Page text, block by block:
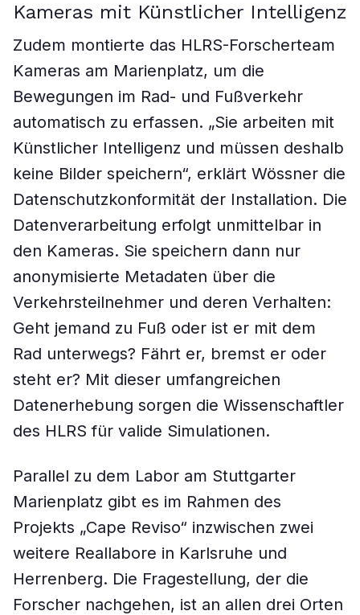
Kameras mit Künstlicher Intelligenz
Zudem montierte das HLRS-Forscherteam
Kameras am Marienplatz, um die
Bewegungen im Rad- und Fußverkehr
automatisch zu erfassen. „Sie arbeiten mit
Künstlicher Intelligenz und müssen deshalb
keine Bilder speichern“, erklärt Wössner die
Datenschutzkonformität der Installation. Die
Datenverarbeitung erfolgt unmittelbar in
den Kameras. Sie speichern dann nur
anonymisierte Metadaten über die
Verkehrsteilnehmer und deren Verhalten:
Geht jemand zu Fuß oder ist er mit dem
Rad unterwegs? Fährt er, bremst er oder
steht er? Mit dieser umfangreichen
Datenerhebung sorgen die Wissenschaftler
des HLRS für valide Simulationen.
Parallel zu dem Labor am Stuttgarter
Marienplatz gibt es im Rahmen des
Projekts „Cape Reviso“ inzwischen zwei
weitere Reallabore in Karlsruhe und
Herrenberg. Die Fragestellung, der die
Forscher nachgehen, ist an allen drei Orten